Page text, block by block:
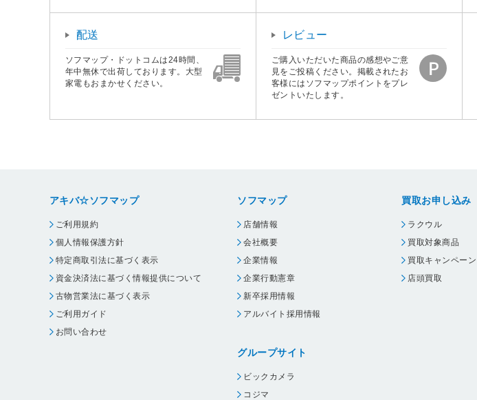
配送
ソフマップ・ドットコムは24時間、
年中無休で出荷しております。大型
家電もおまかせください。
レビュー
ご購入いただいた商品の感想やご意
見をご投稿ください。掲載されたお
客様にはソフマップポイントをプレ
ゼントいたします。
アキバ☆ソフマップ
ご利用規約
個人情報保護方針
特定商取引法に基づく表示
資金決済法に基づく情報提供について
古物営業法に基づく表示
ご利用ガイド
お問い合わせ
ソフマップ
店舗情報
会社概要
企業情報
企業行動憲章
新卒採用情報
アルバイト採用情報
グループサイト
ビックカメラ
コジマ
買取お申し込み
ラクウル
買取対象商品
買取キャンペーン
店頭買取